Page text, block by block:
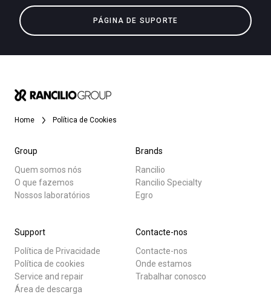
PÁGINA DE SUPORTE
Home Política de Cookies
Group
Quem somos nós
O que fazemos
Nossos laboratórios
Brands
Rancilio
Rancilio Specialty
Egro
Support
Política de Privacidade
Política de cookies
Service and repair
Área de descarga
Contacte-nos
Contacte-nos
Onde estamos
Trabalhar conosco